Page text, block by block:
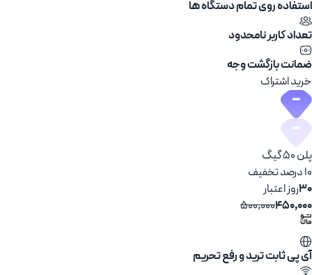
استفاده روی تمام دستگاه ها
تعداد کاربر نامحدود
ضمانت بازگشت وجه
خرید اشتراک
پلن 50 گیگ
10 درصد تخفیف
30روز اعتبار
500,000450,000
آی پی ثابت ترید و رفع تحریم